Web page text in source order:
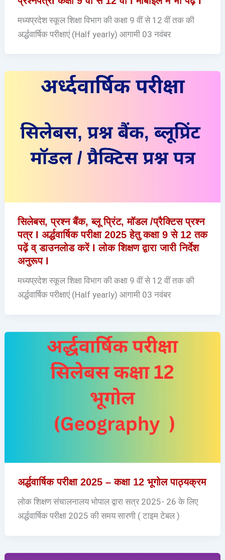
मध्यप्रदेश स्कूल शिक्षा विभाग की कक्षा 9 वीं से 12 वीं तक की
अर्द्धवार्षिक परीक्षाएं (Half yearly) आगामी 03 नवंबर
सिलेबस, प्रश्न बैंक, ब्लू प्रिंट, मॉडल /प्रैक्टिस प्रश्न
पत्र I अर्द्धवार्षिक परीक्षा 2025 हेतु कक्षा 9 से 12 तक
पढ़ें व् डाउनलोड करें I लोक शिक्षण द्वारा जारी निर्देश
अनुरूप I
मध्यप्रदेश स्कूल शिक्षा विभाग की कक्षा 9 वीं से 12 वीं तक की
अर्द्धवार्षिक परीक्षाएं (Half yearly) आगामी 03 नवंबर
अर्द्धवार्षिक परीक्षा 2025 – कक्षा 12 भूगोल पाठ्यक्रम
लोक शिक्षण संचालनालय भोपाल द्वारा सत्र 2025- 26 के लिए
अर्द्धवार्षिक परीक्षा 2025 की समय सारणी ( टाइम टेबल )